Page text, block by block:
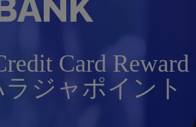
Card Reward
ラジャポイント